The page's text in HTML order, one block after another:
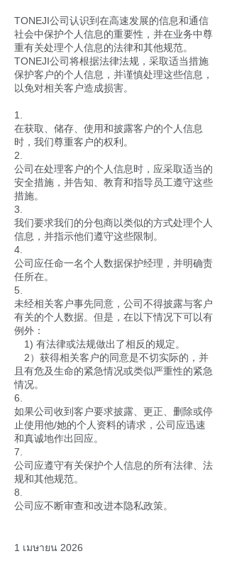
TONEJI公司认识到在高速发展的信息和通信
社会中保护个人信息的重要性，并在业务中尊
重有关处理个人信息的法律和其他规范。
TONEJI公司将根据法律法规，采取适当措施
保护客户的个人信息，并谨慎处理这些信息，
以免对相关客户造成损害。
1.
在获取、储存、使用和披露客户的个人信息
时，我们尊重客户的权利。
2.
公司在处理客户的个人信息时，应采取适当的
安全措施，并告知、教育和指导员工遵守这些
措施。
3.
我们要求我们的分包商以类似的方式处理个人
信息，并指示他们遵守这些限制。
4.
公司应任命一名个人数据保护经理，并明确责
任所在。
5.
未经相关客户事先同意，公司不得披露与客户
有关的个人数据。但是，在以下情况下可以有
例外：
1) 有法律或法规做出了相反的规定。
2）获得相关客户的同意是不切实际的，并
且有危及生命的紧急情况或类似严重性的紧急
情况。
6.
如果公司收到客户要求披露、更正、删除或停
止使用他/她的个人资料的请求，公司应迅速
和真诚地作出回应。
7.
公司应遵守有关保护个人信息的所有法律、法
规和其他规范。
8.
公司应不断审查和改进本隐私政策。
1 เมษายน 2026